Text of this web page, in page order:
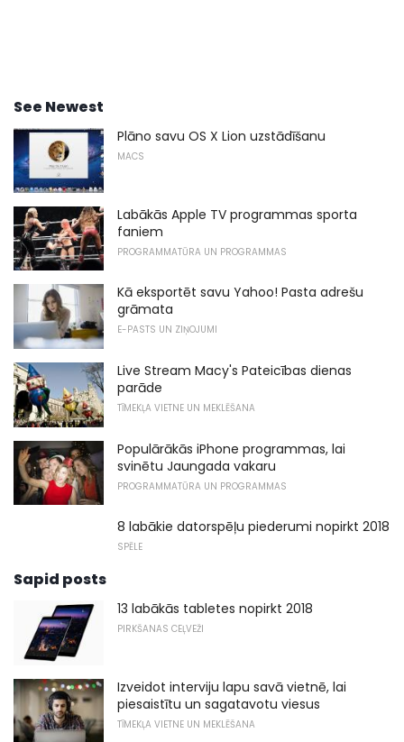
See Newest
Plāno savu OS X Lion uzstādīšanu
MACS
Labākās Apple TV programmas sporta
faniem
PROGRAMMATŪRA UN PROGRAMMAS
Kā eksportēt savu Yahoo! Pasta adrešu
grāmata
E-PASTS UN ZIŅOJUMI
Live Stream Macy's Pateicības dienas
parāde
TĪMEKĻA VIETNE UN MEKLĒŠANA
Populārākās iPhone programmas, lai
svinētu Jaungada vakaru
PROGRAMMATŪRA UN PROGRAMMAS
8 labākie datorspēļu piederumi nopirkt 2018
SPĒLE
Sapid posts
13 labākās tabletes nopirkt 2018
PIRKŠANAS CEĻVEŽI
Izveidot interviju lapu savā vietnē, lai
piesaistītu un sagatavotu viesus
TĪMEKĻA VIETNE UN MEKLĒŠANA